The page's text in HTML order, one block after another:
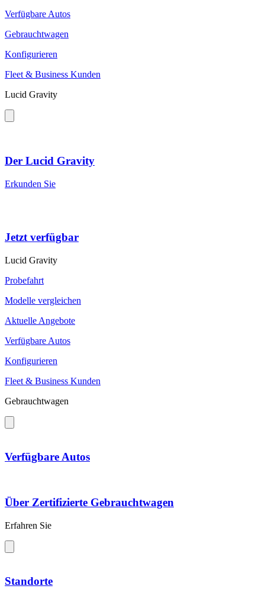
Verfügbare Autos
Gebrauchtwagen
Konfigurieren
Fleet & Business Kunden
Lucid Gravity
Der Lucid Gravity
Erkunden Sie
Jetzt verfügbar
Lucid Gravity
Probefahrt
Modelle vergleichen
Aktuelle Angebote
Verfügbare Autos
Konfigurieren
Fleet & Business Kunden
Gebrauchtwagen
Verfügbare Autos
Über Zertifizierte Gebrauchtwagen
Erfahren Sie
Standorte